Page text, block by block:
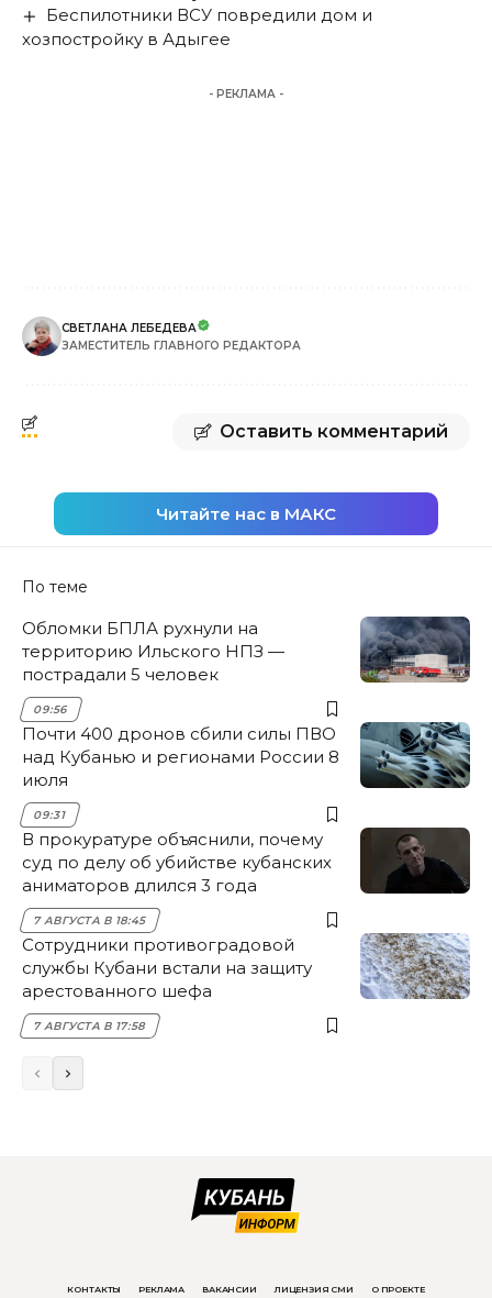
Беспилотники ВСУ повредили дом и
хозпостройку в Адыгее
- РЕКЛАМА -
СВЕТЛАНА ЛЕБЕДЕВА
ЗАМЕСТИТЕЛЬ ГЛАВНОГО РЕДАКТОРА
Оставить комментарий
Читайте нас в МАКС
По теме
Обломки БПЛА рухнули на
территорию Ильского НПЗ —
пострадали 5 человек
09:56
Почти 400 дронов сбили силы ПВО
над Кубанью и регионами России 8
июля
09:31
В прокуратуре объяснили, почему
суд по делу об убийстве кубанских
аниматоров длился 3 года
7 АВГУСТА В 18:45
Сотрудники противоградовой
службы Кубани встали на защиту
арестованного шефа
7 АВГУСТА В 17:58
КОНТАКТЫ РЕКЛАМА ВАКАНСИИ ЛИЦЕНЗИЯ СМИ О ПРОЕКТЕ